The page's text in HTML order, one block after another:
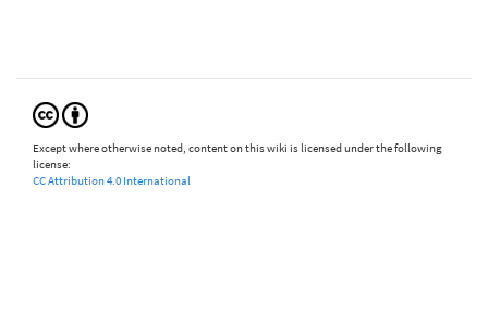
Except where otherwise noted, content on this wiki is licensed under the following
license:
CC Attribution 4.0 International